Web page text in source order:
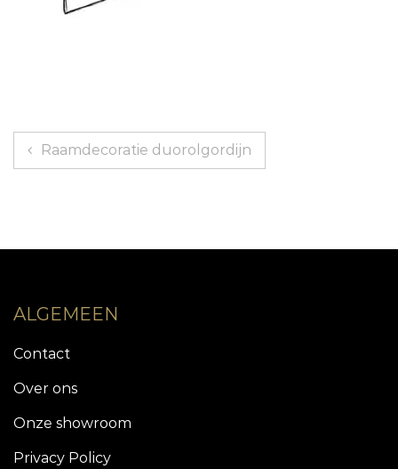
Bericht
navigatie
Raamdecoratie duorolgordijn
ALGEMEEN
Contact
Over ons
Onze showroom
Privacy Policy